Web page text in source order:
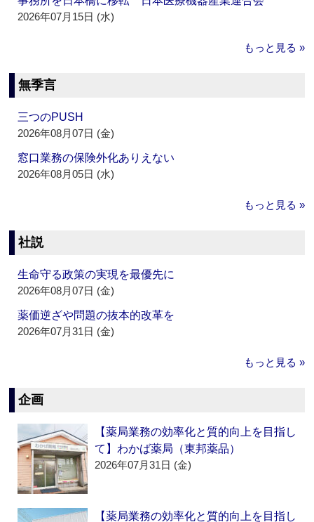
2026年07月15日 (水)
もっと見る »
無季言
三つのPUSH
2026年08月07日 (金)
窓口業務の保険外化ありえない
2026年08月05日 (水)
もっと見る »
社説
生命守る政策の実現を最優先に
2026年08月07日 (金)
薬価逆ざや問題の抜本的改革を
2026年07月31日 (金)
もっと見る »
企画
【薬局業務の効率化と質的向上を目指し
て】わかば薬局（東邦薬品）
2026年07月31日 (金)
【薬局業務の効率化と質的向上を目指し